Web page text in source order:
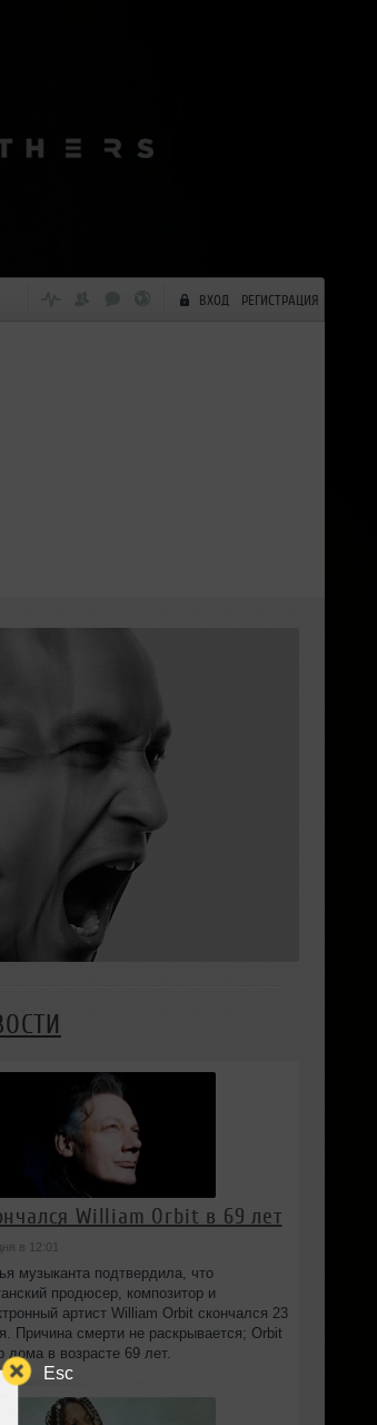
Esc
ВХОД РЕГИСТРАЦИЯ
William Orbit в 69 лет
в 12:01
музыканта подтвердила, что
продюсер, композитор и
артист William Orbit скончался 23
Причина смерти не раскрывается; Orbit
дома в возрасте 69 лет.